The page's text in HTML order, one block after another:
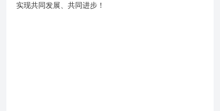
实现共同发展、共同进步！